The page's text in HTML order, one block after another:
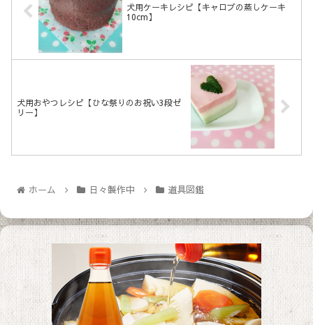
犬用ケーキレシピ【キャロブの蒸しケーキ
10cm】
犬用おやつレシピ【ひな祭りのお祝い3段ゼ
リー】
ホーム 日々製作中 道具図鑑